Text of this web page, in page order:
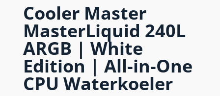
Cooler Master
MasterLiquid 240L
ARGB | White
Edition | All-in-One
CPU Waterkoeler